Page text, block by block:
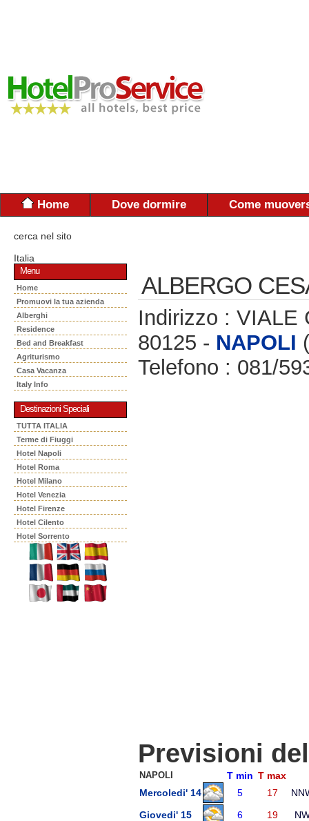
Home Dove dormire Come
cerca nel sito
Italia
Menu
Home
Promuovi la tua azienda
Alberghi
Residence
Bed and Breakfast
Agriturismo
Casa Vacanza
Italy Info
Destinazioni Speciali
TUTTA ITALIA
Terme di Fiuggi
Hotel Napoli
Hotel Roma
Hotel Milano
Hotel Venezia
Hotel Firenze
Hotel Cilento
Hotel Sorrento
ALBERGO
Indirizzo : VIALE
80125 - NAPOLI
Telefono : 081/
Previsioni
NAPOLI T min T max
Mercoledi' 14
5 17
Giovedi' 15
6 19